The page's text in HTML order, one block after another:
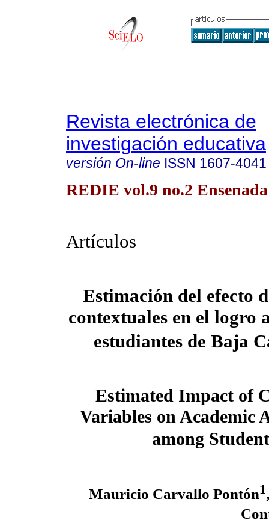
Revista electrónica de
investigación educativa
versión On-line ISSN 1607-4041
REDIE vol.9 no.2
Artículos
Estimación del efecto
contextuales en el logro
estudiantes de Baja
Estimated Impact of
Variables on Academic
among
Mauricio Carvallo Pontón1